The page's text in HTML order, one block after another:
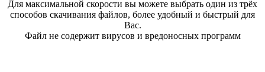
Для максимальной скорости вы можете выбрать один из трёх
способов скачивания файлов, более удобный и быстрый для
Вас.
Файл не содержит вирусов и вредоносных программ